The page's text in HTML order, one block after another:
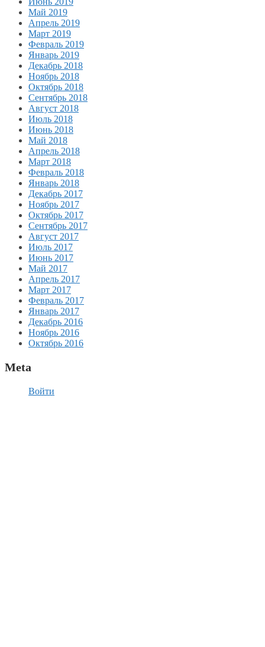
Май 2019
Апрель 2019
Март 2019
Февраль 2019
Январь 2019
Декабрь 2018
Ноябрь 2018
Октябрь 2018
Сентябрь 2018
Август 2018
Июль 2018
Июнь 2018
Май 2018
Апрель 2018
Март 2018
Февраль 2018
Январь 2018
Декабрь 2017
Ноябрь 2017
Октябрь 2017
Сентябрь 2017
Август 2017
Июль 2017
Июнь 2017
Май 2017
Апрель 2017
Март 2017
Февраль 2017
Январь 2017
Декабрь 2016
Ноябрь 2016
Октябрь 2016
Meta
Войти